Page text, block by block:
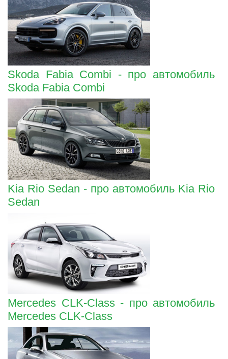
Skoda Fabia Combi - про автомобиль
Skoda Fabia Combi
Kia Rio Sedan - про автомобиль Kia Rio
Sedan
Mercedes CLK-Class - про автомобиль
Mercedes CLK-Class